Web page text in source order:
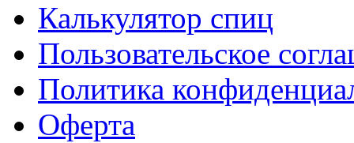
Калькулятор спиц
Пользовательское
Политика
Оферта